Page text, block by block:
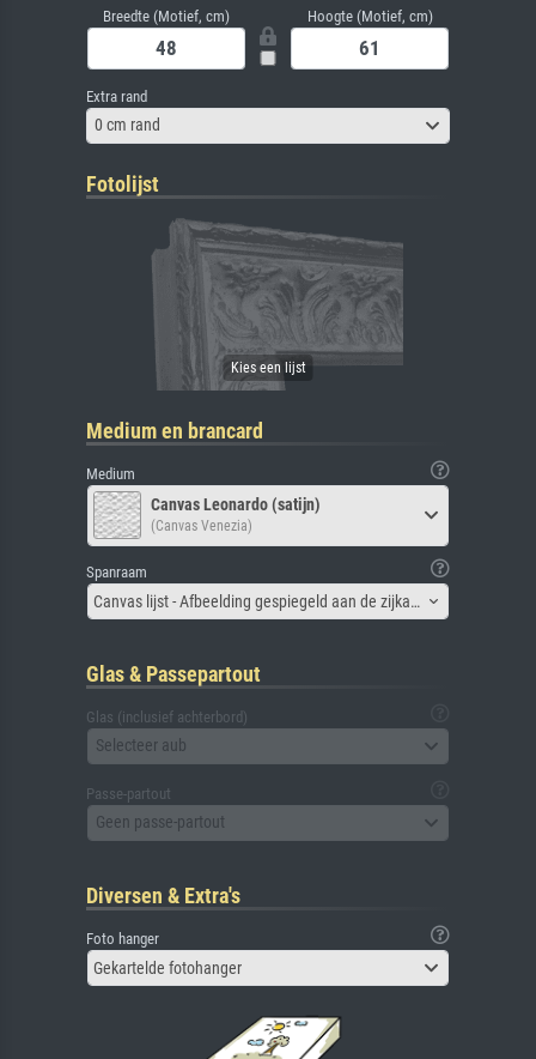
Breedte (Motief, cm) Hoogte (Motief, cm)
Extra rand
0 cm rand
Fotolijst
Medium en brancard
Medium
Canvas Leonardo (satijn)
(Canvas Venezia)
Spanraam
Canvas lijst - Afbeelding gespiegeld aan de zijkant
Glas & Passepartout
Glas (inclusief achterbord)
Selecteer aub
Passe-partout
Geen passe-partout
Diversen & Extra's
Foto hanger
Gekartelde fotohanger